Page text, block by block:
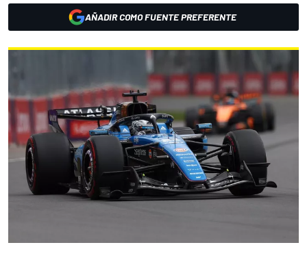
AÑADIR COMO FUENTE PREFERENTE